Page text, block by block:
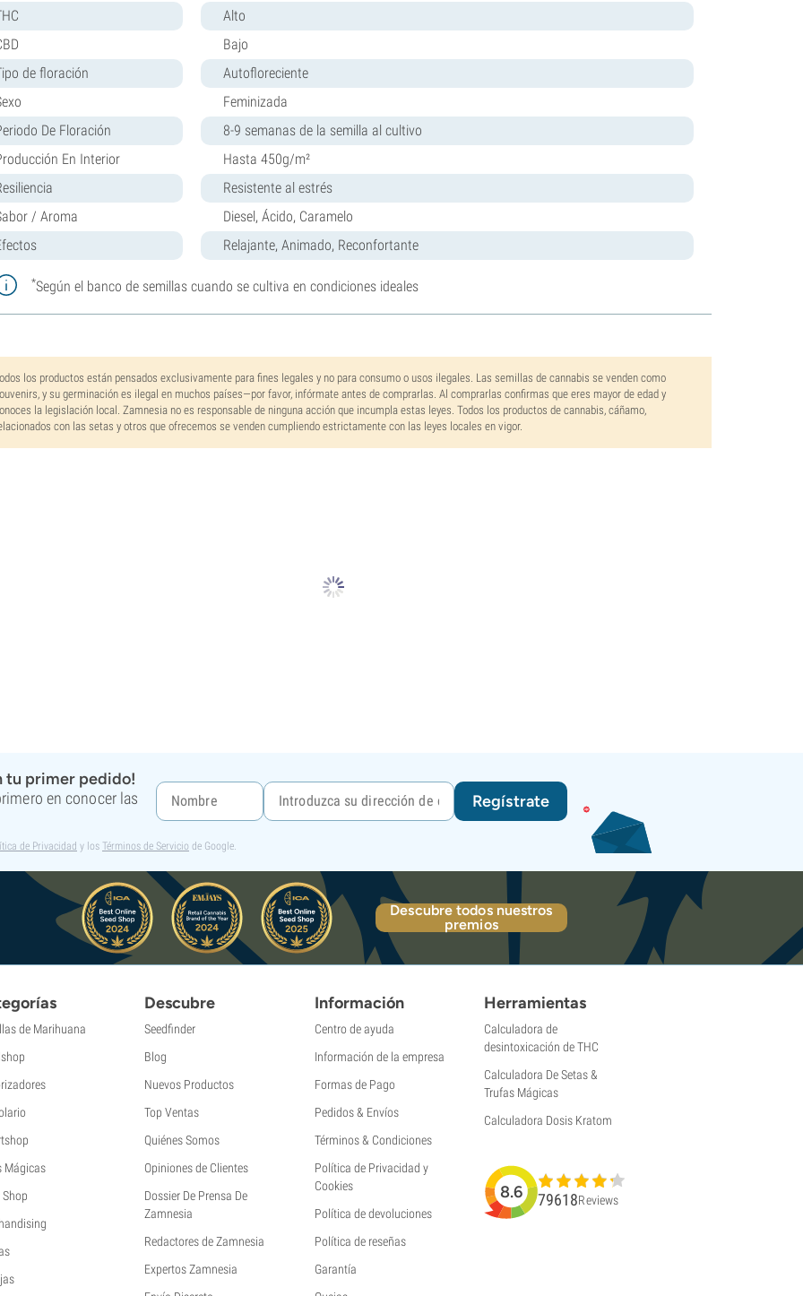
Alto
Bajo
de floración
Autofloreciente
Feminizada
De Floración
8-9 semanas de la semilla al cultivo
En Interior
Hasta 450g/m²
Resistente al estrés
/ Aroma
Diesel, Ácido, Caramelo
Relajante, Animado, Reconfortante
*Según el banco de semillas cuando se cultiva en condiciones ideales
los productos están pensados exclusivamente para fines legales y no para consumo o usos ilegales. Las semillas de cannabis se venden como
y su germinación es ilegal en muchos países—por favor, infórmate antes de comprarlas. Al comprarlas confirmas que eres mayor de edad y
la legislación local. Zamnesia no es responsable de ninguna acción que incumpla estas leyes. Todos los productos de cannabis, cáñamo,
con las setas y otros que ofrecemos se venden cumpliendo estrictamente con las leyes locales en vigor.
tu primer pedido!
en conocer las
Regístrate
de Privacidad y los Términos de Servicio de Google.
Descubre todos nuestros
premios
de Marihuana
Mágicas
Shop
Descubre
Seedfinder
Blog
Nuevos Productos
Top Ventas
Quiénes Somos
Opiniones de Clientes
Dossier De Prensa De
Zamnesia
Redactores de Zamnesia
Expertos Zamnesia
Información
Centro de ayuda
Información de la empresa
Formas de Pago
Pedidos & Envíos
Términos & Condiciones
Política de Privacidad y
Cookies
Política de devoluciones
Política de reseñas
Garantía
Herramientas
Calculadora de
desintoxicación de THC
Calculadora De Setas &
Trufas Mágicas
Calculadora Dosis Kratom
8.6 79618Reviews